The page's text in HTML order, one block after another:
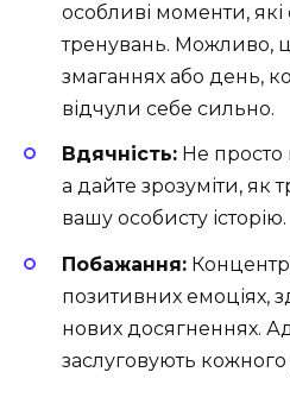
особливі моменти, які
тренувань. Можливо,
змаганнях або день,
відчули себе сильно.
Вдячність: Не просто
а дайте зрозуміти, як
вашу особисту історію.
Побажання:
позитивних емоціях,
нових досягненнях.
заслуговують